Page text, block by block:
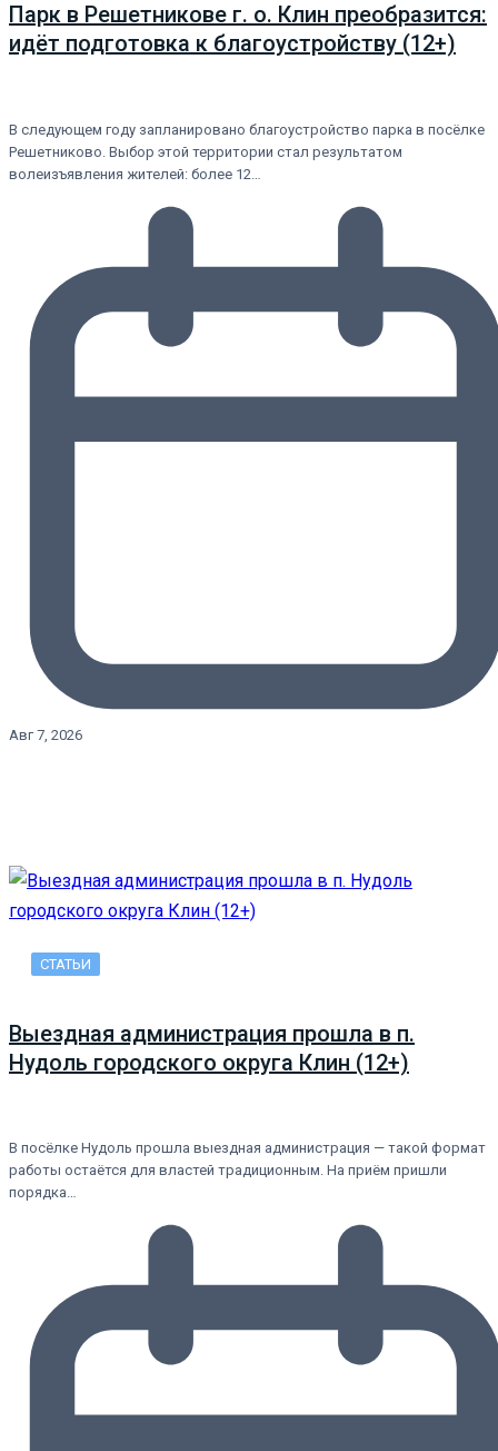
Парк в Решетникове г. о. Клин преобразится:
идёт подготовка к благоустройству (12+)
В следующем году запланировано благоустройство парка в посёлке
Решетниково. Выбор этой территории стал результатом
волеизъявления жителей: более 12…
Авг 7, 2026
СТАТЬИ
Выездная администрация прошла в п.
Нудоль городского округа Клин (12+)
В посёлке Нудоль прошла выездная администрация — такой формат
работы остаётся для властей традиционным. На приём пришли
порядка…